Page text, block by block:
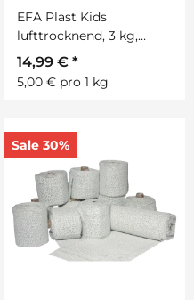
EFA Plast Kids
lufttrocknend, 3 kg,
weiß, im Eimer
14,99 € *
5,00 € pro 1 kg
Sale 30%